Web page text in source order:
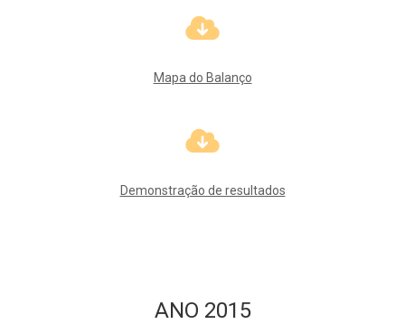
Mapa do Balanço
Demonstração de resultados
ANO 2015